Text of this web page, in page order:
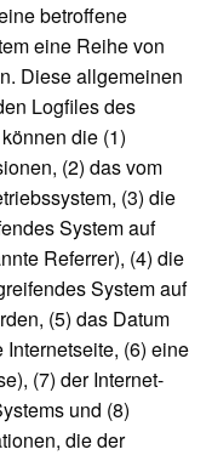
betroffene
eine Reihe von
Diese allgemeinen
Logfiles des
die (1)
(2) das vom
(3) die
System auf
Referrer), (4) die
System auf
(5) das Datum
(6) eine
(7) der Internet-
und (8)
die der